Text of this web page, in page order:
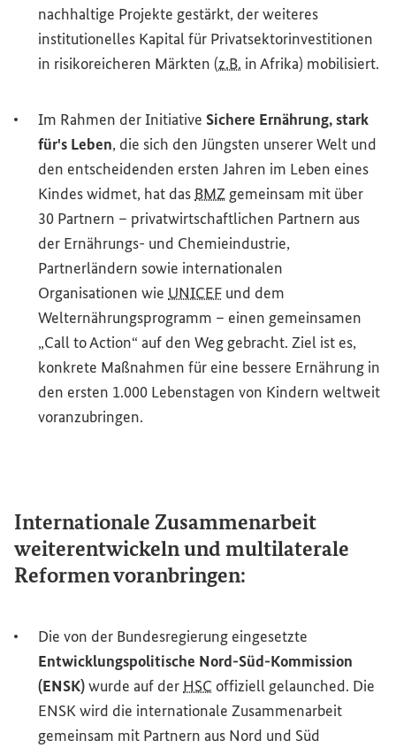
nachhaltige Projekte gestärkt, der weiteres
institutionelles Kapital für Privatsektorinvestitionen
in risikoreicheren Märkten (z.B. in Afrika) mobilisiert.
Im Rahmen der Initiative Sichere Ernährung, stark
für's Leben, die sich den Jüngsten unserer Welt und
den entscheidenden ersten Jahren im Leben eines
Kindes widmet, hat das BMZ gemeinsam mit über
30 Partnern – privatwirtschaftlichen Partnern aus
der Ernährungs- und Chemieindustrie,
Partnerländern sowie internationalen
Organisationen wie UNICEF und dem
Welternährungsprogramm – einen gemeinsamen
„Call to Action“ auf den Weg gebracht. Ziel ist es,
konkrete Maßnahmen für eine bessere Ernährung in
den ersten 1.000 Lebenstagen von Kindern weltweit
voranzubringen.
Internationale Zusammenarbeit
weiterentwickeln und multilaterale
Reformen voranbringen:
Die von der Bundesregierung eingesetzte
Entwicklungspolitische Nord-Süd-Kommission
(ENSK)wurde auf der HSC offiziell gelaunched. Die
ENSK wird die internationale Zusammenarbeit
gemeinsam mit Partnern aus Nord und Süd